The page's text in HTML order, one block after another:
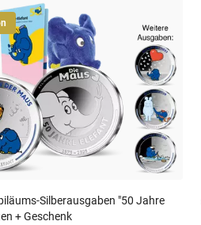
Silberausgaben "50 Jahre
+ Geschenk